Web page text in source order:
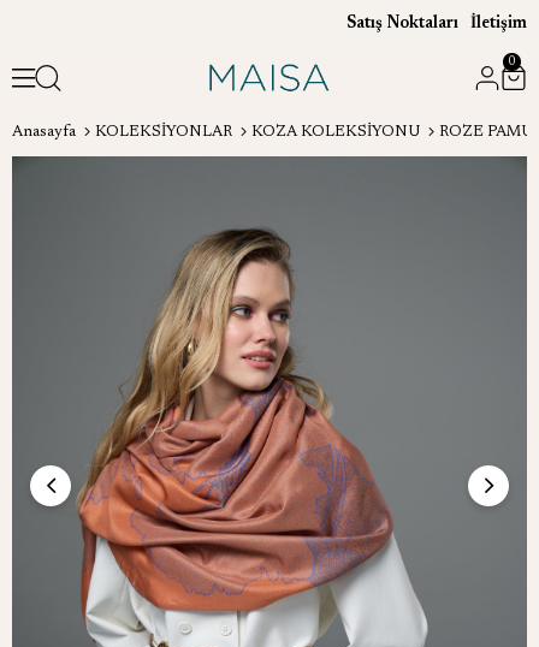
Satış Noktaları İletişim
0
Anasayfa KOLEKSİYONLAR KOZA KOLEKSİYONU ROZE